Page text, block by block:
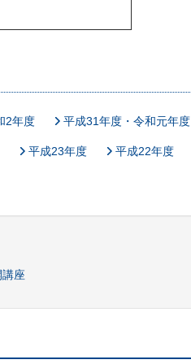
2年度 平成31年度・令和元年度
平成23年度 平成22年度
座